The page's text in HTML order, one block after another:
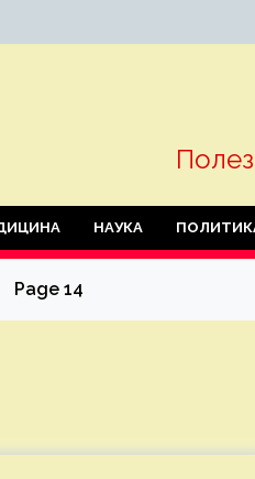
НАУКА
Page 14